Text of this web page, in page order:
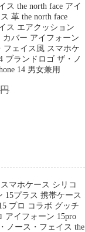
ス the north face アイ
革 the north face
ス エアクッション
カバー アイフォーン
フェイス風 スマホケ
ブランドロゴ ザ・ノ
14 男女兼用
マホケース シリコ
15プラス 携帯ケース
プロ コラボ グッチ
アイフォーン 15pro
ノース・フェイス the